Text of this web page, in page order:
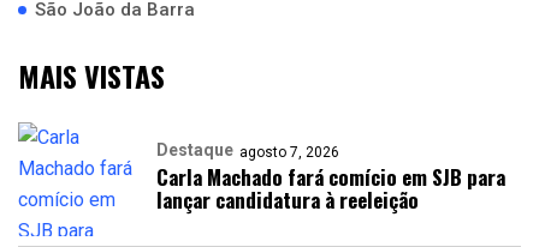
São João da Barra
MAIS VISTAS
Destaque agosto 7, 2026
Carla Machado fará comício em SJB para
lançar candidatura à reeleição